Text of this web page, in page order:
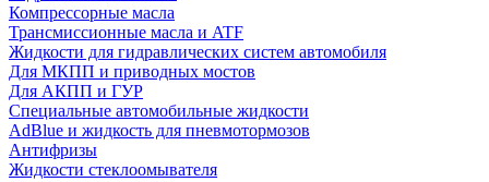
Компрессорные масла
Трансмиссионные масла и ATF
Жидкости для гидравлических систем автомобиля
Для МКПП и приводных мостов
Для АКПП и ГУР
Специальные автомобильные жидкости
AdBlue и жидкость для пневмотормозов
Антифризы
Жидкости стеклоомывателя